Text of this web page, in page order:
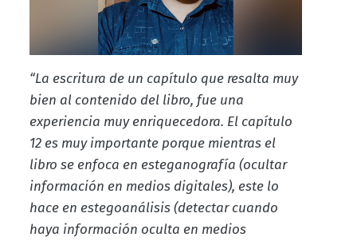
“La escritura de un capítulo que resalta muy
bien al contenido del libro, fue una
experiencia muy enriquecedora. El capítulo
12 es muy importante porque mientras el
libro se enfoca en esteganografía (ocultar
información en medios digitales), este lo
hace en estegoanálisis (detectar cuando
haya información oculta en medios